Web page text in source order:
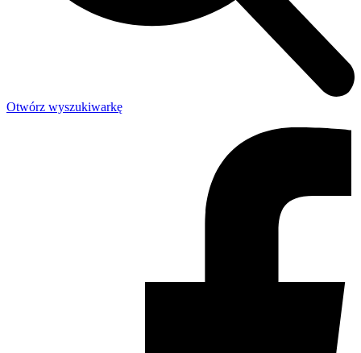
Otwórz wyszukiwarkę